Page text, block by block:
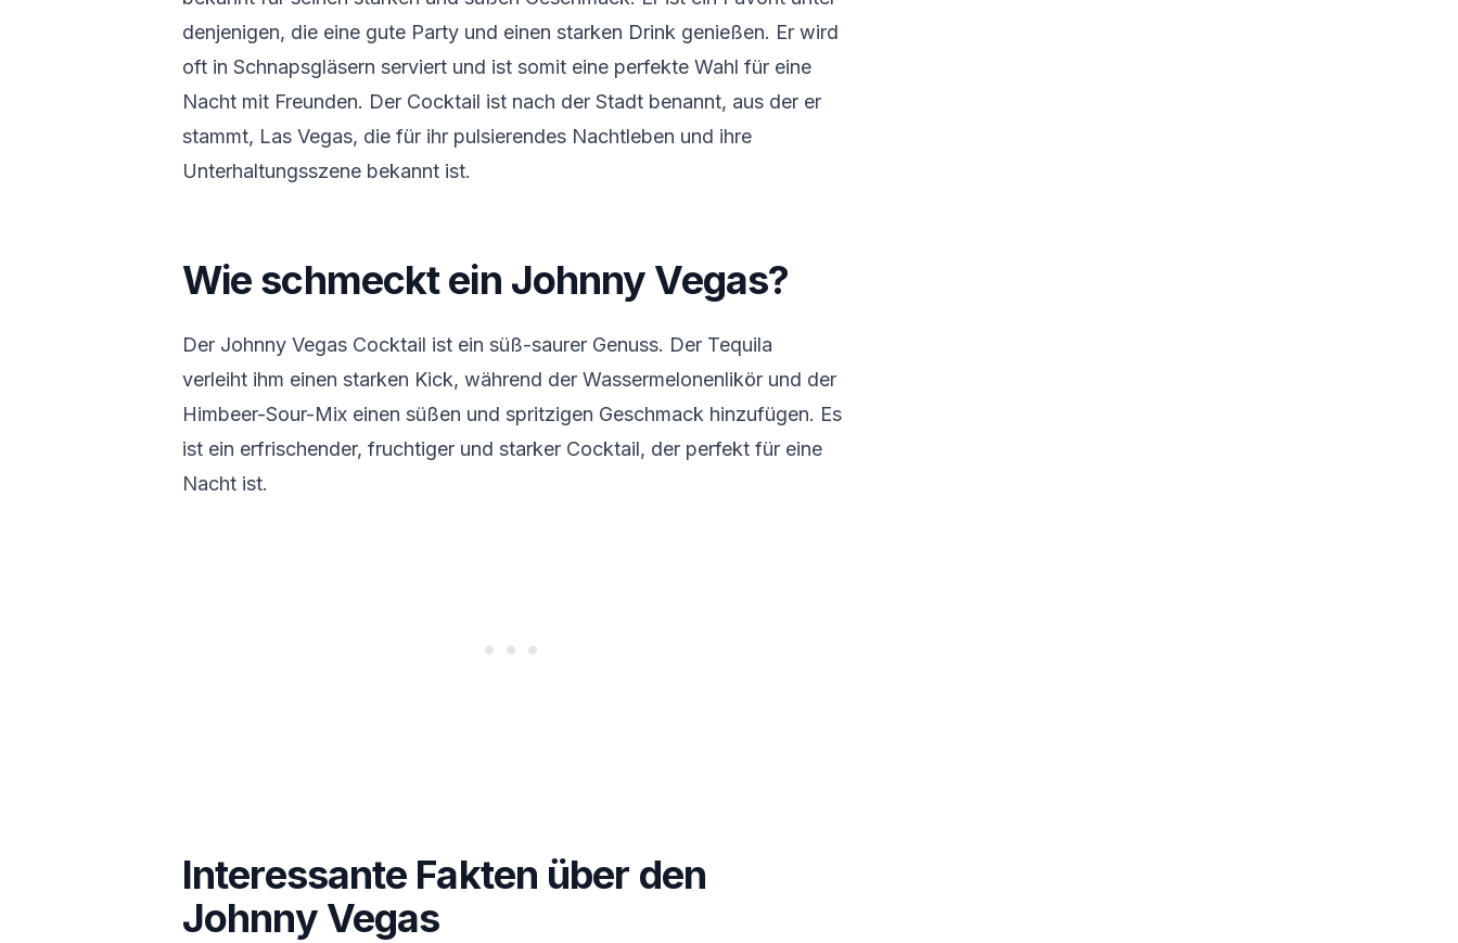
denjenigen, die eine gute Party und einen starken Drink genießen. Er wird
oft in Schnapsgläsern serviert und ist somit eine perfekte Wahl für eine
Nacht mit Freunden. Der Cocktail ist nach der Stadt benannt, aus der er
stammt, Las Vegas, die für ihr pulsierendes Nachtleben und ihre
Unterhaltungsszene bekannt ist.
Wie schmeckt ein Johnny Vegas?
Der Johnny Vegas Cocktail ist ein süß-saurer Genuss. Der Tequila
verleiht ihm einen starken Kick, während der Wassermelonenlikör und der
Himbeer-Sour-Mix einen süßen und spritzigen Geschmack hinzufügen. Es
ist ein erfrischender, fruchtiger und starker Cocktail, der perfekt für eine
Nacht ist.
Interessante Fakten über den
Johnny Vegas